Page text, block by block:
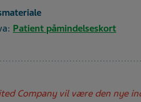
Patient påmindelseskort
Company vil være den nye